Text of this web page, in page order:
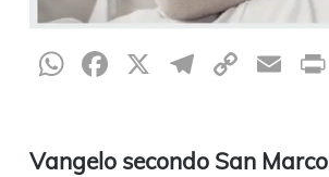
WhatsApp
Facebook
X
Copy
Vangelo secondo San